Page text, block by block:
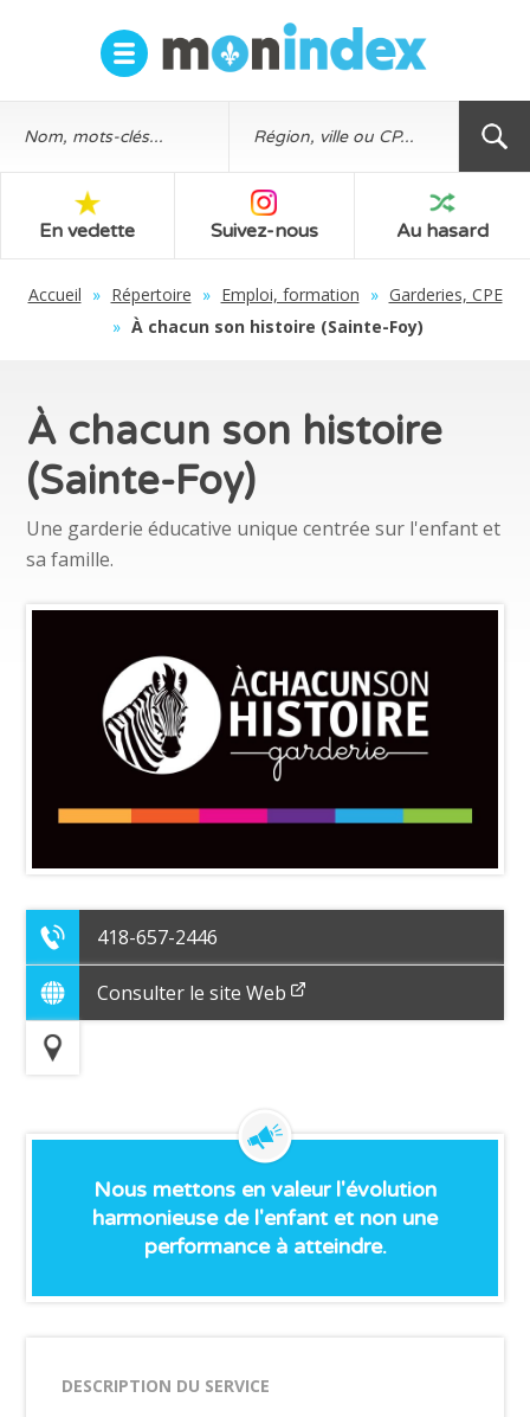
En vedette Suivez-nous Au hasard
Accueil » Répertoire » Emploi, formation » Garderies, CPE
» À chacun son histoire (Sainte-Foy)
À chacun son histoire
(Sainte-Foy)
Une garderie éducative unique centrée sur l'enfant et
sa famille.
418-657-2446
Consulter le site Web
Nous mettons en valeur l'évolution
harmonieuse de l'enfant et non une
performance à atteindre.
DESCRIPTION DU SERVICE